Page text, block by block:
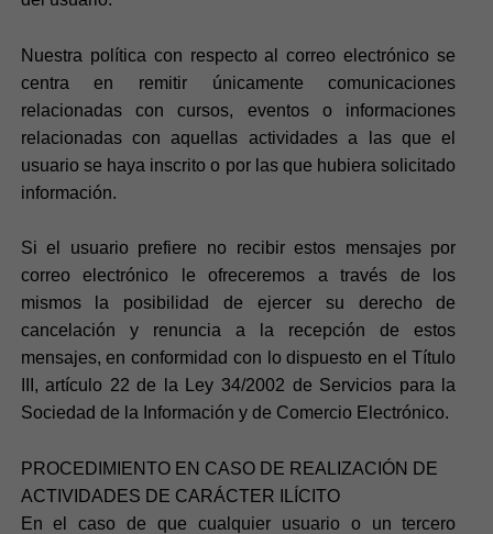
Nuestra política con respecto al correo electrónico se
centra en remitir únicamente comunicaciones
relacionadas con cursos, eventos o informaciones
relacionadas con aquellas actividades a las que el
usuario se haya inscrito o por las que hubiera solicitado
información.
Si el usuario prefiere no recibir estos mensajes por
correo electrónico le ofreceremos a través de los
mismos la posibilidad de ejercer su derecho de
cancelación y renuncia a la recepción de estos
mensajes, en conformidad con lo dispuesto en el Título
III, artículo 22 de la Ley 34/2002 de Servicios para la
Sociedad de la Información y de Comercio Electrónico.
PROCEDIMIENTO EN CASO DE REALIZACIÓN DE
ACTIVIDADES DE CARÁCTER ILÍCITO
En el caso de que cualquier usuario o un tercero